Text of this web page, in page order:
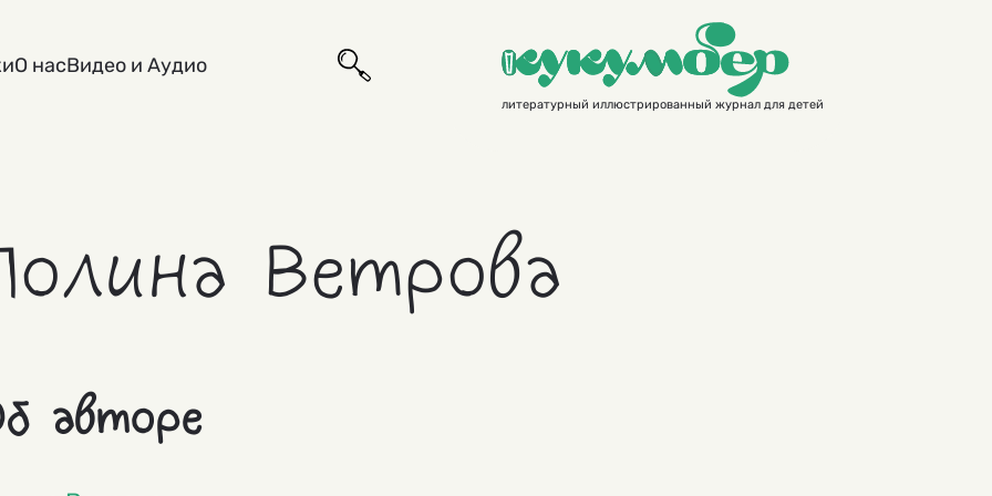
О насВидео и Аудио
литературный иллюстрированный журнал для детей
Ветрова
авторе